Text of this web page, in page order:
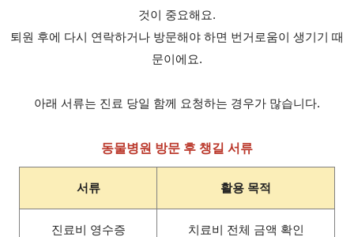
것이 중요해요.
퇴원 후에 다시 연락하거나 방문해야 하면 번거로움이 생기기 때
문이에요.
아래 서류는 진료 당일 함께 요청하는 경우가 많습니다.
동물병원 방문 후 챙길 서류
서류 활용 목적
진료비 영수증 치료비 전체 금액 확인